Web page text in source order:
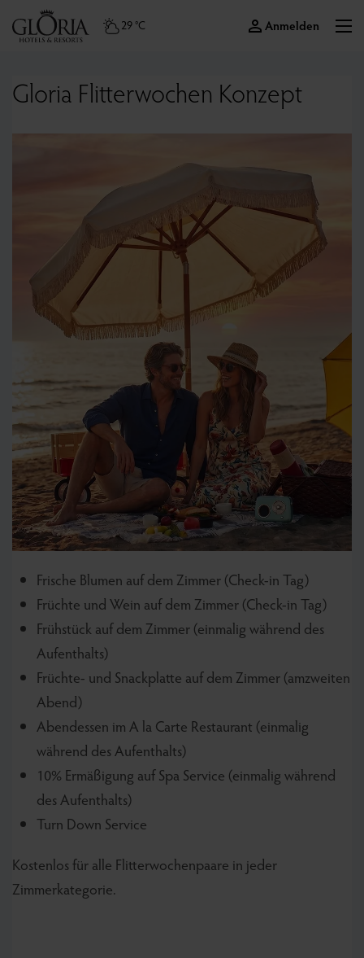
29 °C Anmelden
Gloria Flitterwochen Konzept
Frische Blumen auf dem Zimmer (Check-in Tag)
Früchte und Wein auf dem Zimmer (Check-in Tag)
Frühstück auf dem Zimmer (einmalig während des
Aufenthalts)
Früchte- und Snackplatte auf dem Zimmer (amzweiten
Abend)
Abendessen im A la Carte Restaurant (einmalig
während des Aufenthalts)
10% Ermäßigung auf Spa Service (einmalig während
des Aufenthalts)
Turn Down Service
Kostenlos für alle Flitterwochenpaare in jeder
Zimmerkategorie.